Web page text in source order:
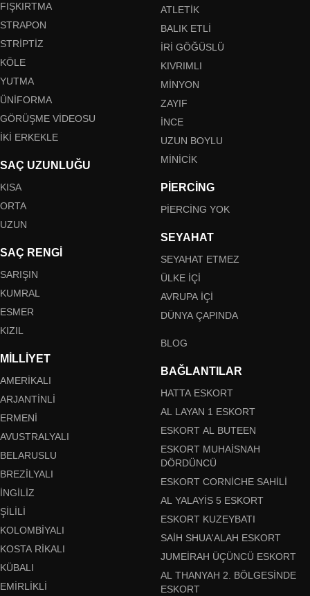
FIŞKIRTMA
STRAPON
STRIPTIZ
KÖLE
YUTMA
ÜNIFORMA
GÖRÜŞME VIDEOSU
İKI ERKEKLE
SAÇ UZUNLUĞU
KISA
ORTA
UZUN
SAÇ RENGI
SARIŞIN
KUMRAL
ESMER
KIZIL
MILLIYET
AMERIKALI
ARJANTINLI
ERMENI
AVUSTRALYALI
BELARUSLU
BREZILYALI
İNGILIZ
ŞILILI
KOLOMBIYALI
KOSTA RIKALI
KÜBALI
EMIRLIKLI
ATLETIK
BALIK ETLI
İRI GÖĞÜSLÜ
KIVRIMLI
MINYON
ZAYIF
İNCE
UZUN BOYLU
MINICIK
PIERCING
PIERCING YOK
SEYAHAT
SEYAHAT ETMEZ
ÜLKE IÇI
AVRUPA IÇI
DÜNYA ÇAPINDA
BLOG
BAĞLANTILAR
HATTA ESKORT
AL LAYAN 1 ESKORT
ESKORT AL BUTEEN
ESKORT MUHAISNAH
DÖRDÜNCÜ
ESKORT CORNICHE SAHILI
AL YALAYIS 5 ESKORT
ESKORT KUZEYBATI
SAIH SHUA'ALAH ESKORT
JUMEIRAH ÜÇÜNCÜ ESKORT
AL THANYAH 2. BÖLGESINDE
ESKORT